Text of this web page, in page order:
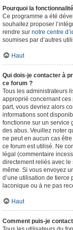
Pourquoi la
Ce programme a été
souhaitez proposer
rendre sur notre centre
soumises par d’autres
Haut
Qui dois-je contacter à
ce forum ?
Tous les administrateurs
approprié concernant ces
part, vous devriez alors
informations sont
fonctionne sur un service
des abus. Veuillez noter
ne peut en aucun cas
ce forum est utilisé. Ne
légal (commentaire
directement reliés avec
même. Si vous envoyez
d’une utilisation de tierce
laconique ou à ne pas
Haut
Comment puis-je